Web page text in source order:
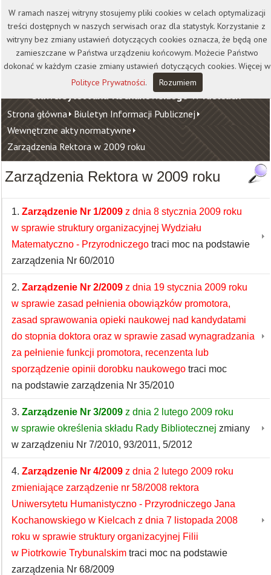
Kontakt Biblioteka
Wydawnictwo
Wirtualna Uczelnia
Uniwersytet Jana Kochanowskiego w Kielcach
Strona główna Biuletyn Informacji Publicznej
Wewnętrzne akty normatywne
Zarządzenia Rektora w 2009 roku
Zarządzenia Rektora w 2009 roku
1. Zarządzenie Nr 1/2009 z dnia 8 stycznia 2009 roku
w sprawie struktury organizacyjnej Wydziału
Matematyczno - Przyrodniczego traci moc na podstawie
zarządzenia Nr 60/2010
2. Zarządzenie Nr 2/2009 z dnia 19 stycznia 2009 roku
w sprawie zasad pełnienia obowiązków promotora,
zasad sprawowania opieki naukowej nad kandydatami
do stopnia doktora oraz w sprawie zasad wynagradzania
za pełnienie funkcji promotora, recenzenta lub
sporządzenie opinii dorobku naukowego traci moc
na podstawie zarządzenia Nr 35/2010
3. Zarządzenie Nr 3/2009 z dnia 2 lutego 2009 roku
w sprawie określenia składu Rady Bibliotecznej zmiany
w zarządzeniu Nr 7/2010, 93/2011, 5/2012
4. Zarządzenie Nr 4/2009 z dnia 2 lutego 2009 roku
zmieniające zarządzenie nr 58/2008 rektora
Uniwersytetu Humanistyczno - Przyrodniczego Jana
Kochanowskiego w Kielcach z dnia 7 listopada 2008
roku w sprawie struktury organizacyjnej Filii
w Piotrkowie Trybunalskim traci moc na podstawie
zarządzenia Nr 68/2009
W ramach naszej witryny stosujemy pliki cookies w celach optymalizacji
treści dostępnych w naszych serwisach oraz dla statystyk. Korzystanie z
witryny bez zmiany ustawień dotyczących cookies oznacza, że będą one
zamieszczane w Państwa urządzeniu końcowym. Możecie Państwo
dokonać w każdym czasie zmiany ustawień dotyczących cookies. Więcej w
Polityce Prywatności. Rozumiem